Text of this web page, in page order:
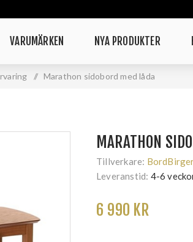
VARUMÄRKEN NYA PRODUKTER
/ Marathon sidobord med låda
MARATHON
Tillverkare:
Leveranstid: 4-6
6 990 KR